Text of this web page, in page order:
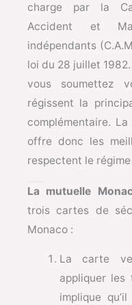
charge par la
Accident et
indépendants
loi du 28 juillet
vous soumettez
régissent la
complémentaire. La
offre donc les
respectent le
La mutuelle
trois cartes de
Monaco :
La carte
appliquer les
implique